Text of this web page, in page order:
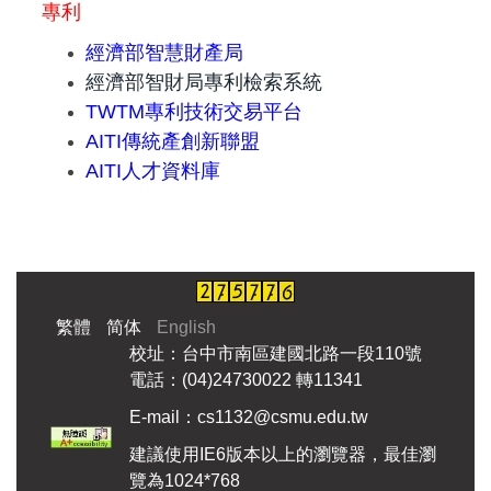
專利
經濟部智慧財產局
經濟部智財局專利檢索系統
TWTM專利技術交易平台
AITI傳統產創新聯盟
AITI人才資料庫
繁體 简体
English
校址：台中市南區建國北路一段110號
電話：(04)24730022 轉11341
E-mail：cs1132@csmu.edu.tw
建議使用IE6版本以上的瀏覽器，最佳瀏
覽為1024*768